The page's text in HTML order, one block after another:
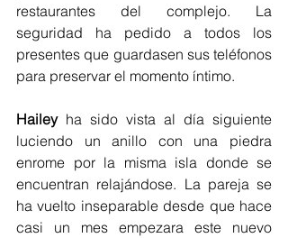
restaurantes del complejo. La
seguridad ha pedido a todos los
presentes que guardasen sus teléfonos
para preservar el momento íntimo.
Hailey ha sido vista al día siguiente
luciendo un anillo con una piedra
enrome por la misma isla donde se
encuentran relajándose. La pareja se
ha vuelto inseparable desde que hace
casi un mes empezara este nuevo